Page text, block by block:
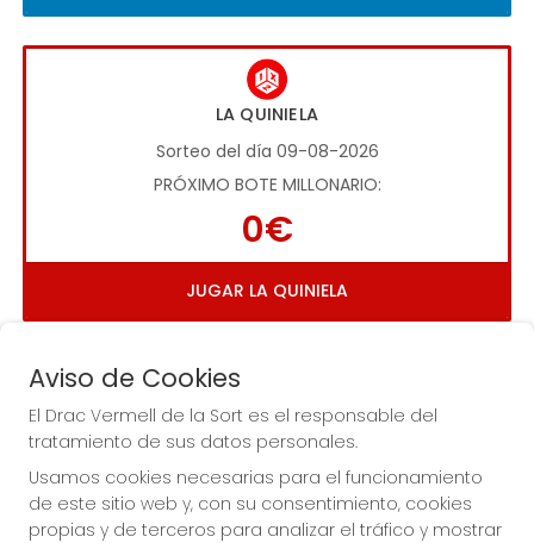
LA QUINIELA
Sorteo del día 09-08-2026
PRÓXIMO BOTE MILLONARIO:
0€
JUGAR LA QUINIELA
Imagen anterior
Aviso de Cookies
El Drac Vermell de la Sort es el responsable del
tratamiento de sus datos personales.
Usamos cookies necesarias para el funcionamiento
de este sitio web y, con su consentimiento, cookies
propias y de terceros para analizar el tráfico y mostrar